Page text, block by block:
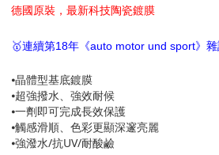
德國原裝，最新科技陶瓷鍍膜
🥇連續第18年《auto motor und sport》
⦁晶體型基底鍍膜
⦁超強撥水、強效耐候
⦁一劑即可完成長效保護
⦁觸感滑順、色彩更顯深邃亮麗
⦁強潑水/抗UV/耐酸鹼